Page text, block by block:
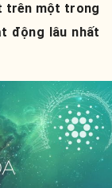
trên một trong
động lâu nhất